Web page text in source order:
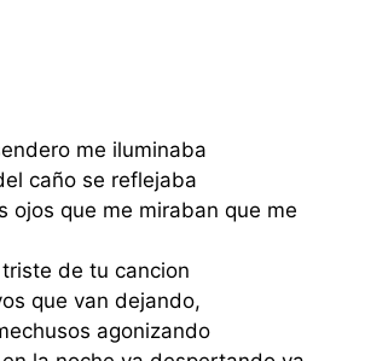
me iluminaba
caño se reflejaba
ojos que me miraban que me
de tu cancion
que van dejando,
agonizando